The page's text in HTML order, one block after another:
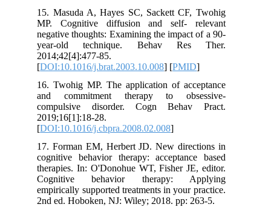
15. Masuda A, Hayes SC, Sackett
MP. Cognitive diffusion and self-
negative thoughts: Examining the
year-old technique. Behav
[DOI:10.1016/j.brat.2003.10.008
16. Twohig MP. The application of
and commitment therapy to
compulsive disorder. Cogn
[DOI:10.1016/j.cbpra.2008.02.008
17. Forman EM, Herbert JD. New
cognitive behavior therapy:
therapies. In: O'Donohue WT, Fisher
Cognitive behavior therapy:
empirically supported treatments in your
2nd ed. Hoboken, NJ: Wiley; 2018. pp: